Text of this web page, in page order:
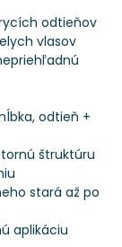
odtieňov
vlasov
odtieň +
štruktúru
stará až po
aplikáciu